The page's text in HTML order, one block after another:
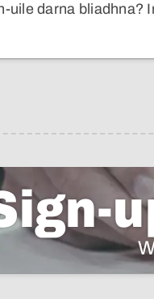
uile darna bliadhna?